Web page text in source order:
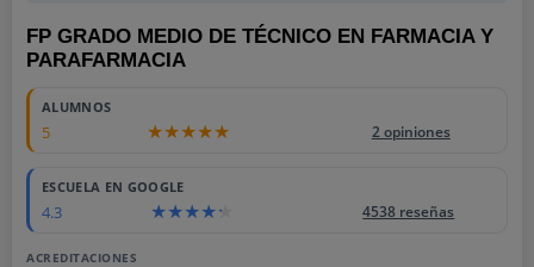
FP GRADO MEDIO DE TÉCNICO EN FARMACIA Y
PARAFARMACIA
ALUMNOS
5 2 opiniones
ESCUELA EN GOOGLE
4.3 4538 reseñas
ACREDITACIONES